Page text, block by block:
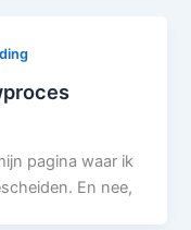
pagina waar ik
En nee,